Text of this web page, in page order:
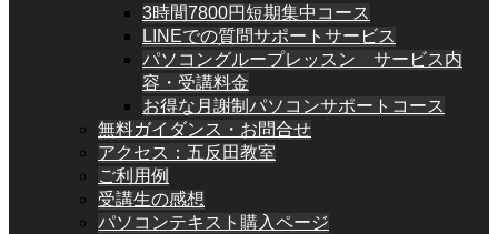
3時間7800円短期集中コース
LINEでの質問サポートサービス
パソコングループレッスン サービス内
容・受講料金
お得な月謝制パソコンサポートコース
無料ガイダンス・お問合せ
アクセス：五反田教室
ご利用例
受講生の感想
パソコンテキスト購入ページ